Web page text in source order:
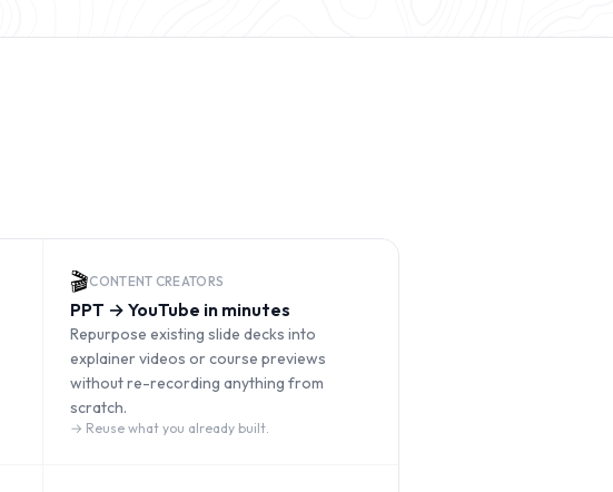
🎬CONTENT CREATORS
PPT → YouTube in minutes
Repurpose existing slide decks into
explainer videos or course previews
without re-recording anything from
scratch.
→ Reuse what you already built.